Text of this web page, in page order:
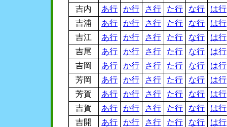
吉内
あ行 か行 さ行 た行 な行
は行
吉浦
あ行 か行 さ行 た行 な行
は行
吉江
あ行 か行 さ行 た行 な行
は行
吉尾
あ行 か行 さ行 た行 な行
は行
吉岡
あ行 か行 さ行 た行 な行
は行
芳岡
あ行 か行 さ行 た行 な行
は行
芳賀
あ行 か行 さ行 た行 な行
は行
吉賀
あ行 か行 さ行 た行 な行
は行
吉開
あ行 か行 さ行 た行 な行
は行